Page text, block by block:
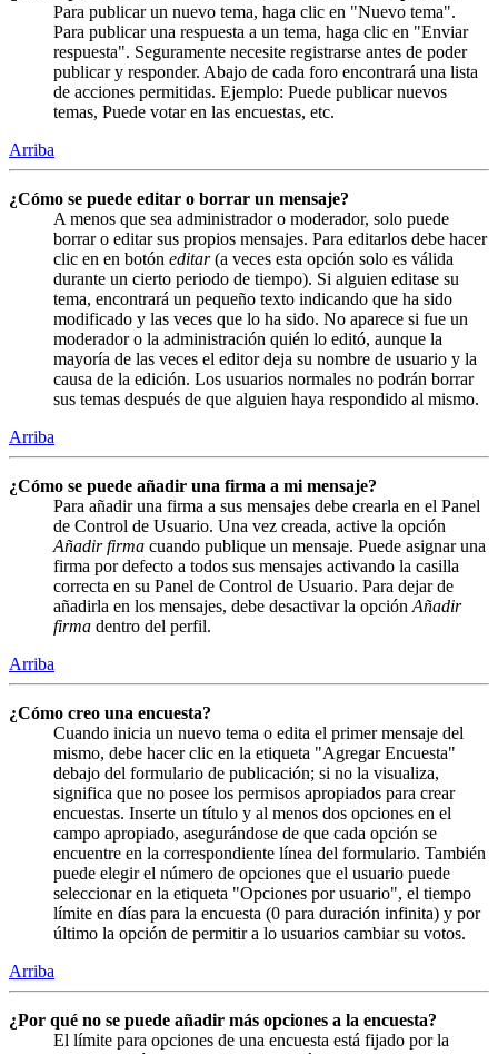
Para publicar un nuevo tema, haga clic en "Nuevo tema".
Para publicar una respuesta a un tema, haga clic en "Enviar
respuesta". Seguramente necesite registrarse antes de poder
publicar y responder. Abajo de cada foro encontrará una lista
de acciones permitidas. Ejemplo: Puede publicar nuevos
temas, Puede votar en las encuestas, etc.
Arriba
¿Cómo se puede editar o borrar un mensaje?
A menos que sea administrador o moderador, solo puede
borrar o editar sus propios mensajes. Para editarlos debe hacer
clic en en botón editar(a veces esta opción solo es válida
durante un cierto periodo de tiempo). Si alguien editase su
tema, encontrará un pequeño texto indicando que ha sido
modificado y las veces que lo ha sido. No aparece si fue un
moderador o la administración quién lo editó, aunque la
mayoría de las veces el editor deja su nombre de usuario y la
causa de la edición. Los usuarios normales no podrán borrar
sus temas después de que alguien haya respondido al mismo.
Arriba
¿Cómo se puede añadir una firma a mi mensaje?
Para añadir una firma a sus mensajes debe crearla en el Panel
de Control de Usuario. Una vez creada, active la opción
Añadir firma cuando publique un mensaje. Puede asignar una
firma por defecto a todos sus mensajes activando la casilla
correcta en su Panel de Control de Usuario. Para dejar de
añadirla en los mensajes, debe desactivar la opción Añadir
firma dentro del perfil.
Arriba
¿Cómo creo una encuesta?
Cuando inicia un nuevo tema o edita el primer mensaje del
mismo, debe hacer clic en la etiqueta "Agregar Encuesta"
debajo del formulario de publicación; si no la visualiza,
significa que no posee los permisos apropiados para crear
encuestas. Inserte un título y al menos dos opciones en el
campo apropiado, asegurándose de que cada opción se
encuentre en la correspondiente línea del formulario. También
puede elegir el número de opciones que el usuario puede
seleccionar en la etiqueta "Opciones por usuario", el tiempo
límite en días para la encuesta (0 para duración infinita) y por
último la opción de permitir a lo usuarios cambiar su votos.
Arriba
¿Por qué no se puede añadir más opciones a la encuesta?
El límite para opciones de una encuesta está fijado por la